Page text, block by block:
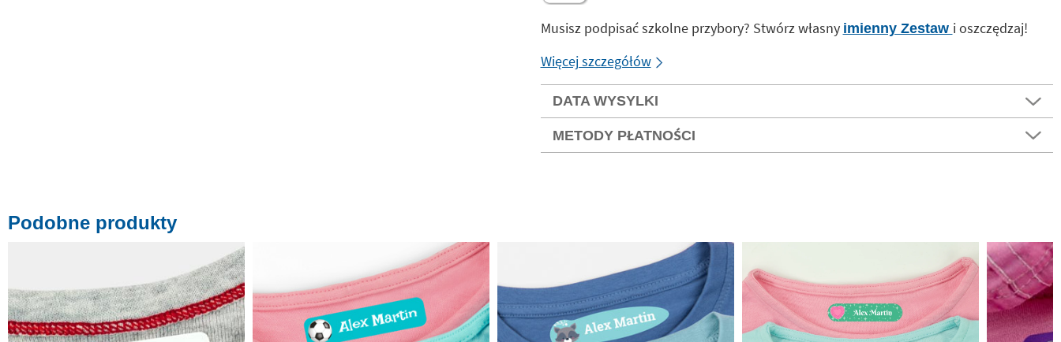
Musisz podpisać szkolne przybory? Stwórz własny imienny Zestaw i oszczędzaj!
Więcej szczegółów
DATA WYSYLKI
METODY PŁATNOŚCI
Podobne produkty